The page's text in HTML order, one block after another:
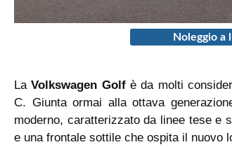
Noleggio a
LaVolkswagen Golfè da molti
C. Giunta ormai alla ottava
moderno, caratterizzato da linee tese e
e una frontale sottile che ospita il nuovo